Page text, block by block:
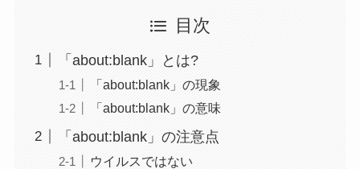
目次
「about:blank」とは?
「about:blank」の現象
「about:blank」の意味
「about:blank」の注意点
ウイルスではない